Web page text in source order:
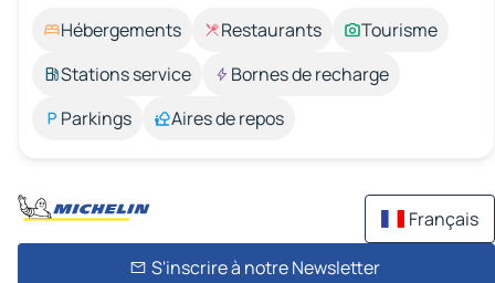
Hébergements Restaurants
Tourisme
Stations service
Bornes de recharge
Parkings
Aires de repos
Français
S'inscrire à notre Newsletter